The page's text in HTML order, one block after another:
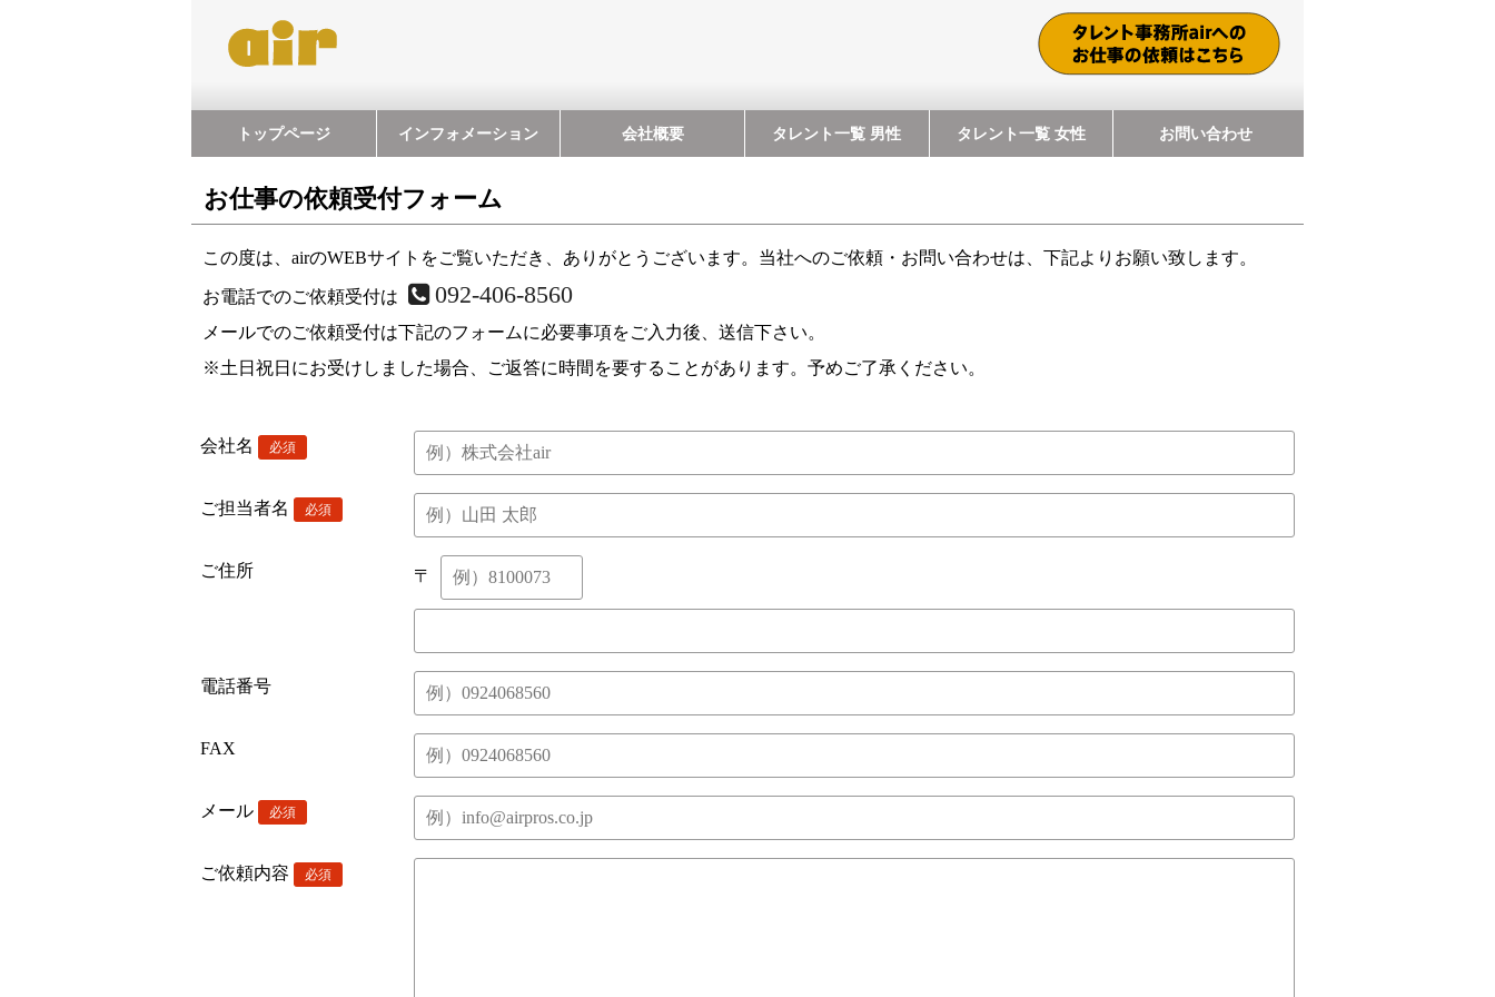
トップページ インフォメーション 会社概要 タレント一覧 男性 タレント一覧 女性 お問い合わせ
お仕事の依頼受付フォーム
この度は、airのWEBサイトをご覧いただき、ありがとうございます。当社へのご依頼・お問い合わせは、下記よりお願い致します。
お電話でのご依頼受付は 092-406-8560
メールでのご依頼受付は下記のフォームに必要事項をご入力後、送信下さい。
※土日祝日にお受けしました場合、ご返答に時間を要することがあります。予めご了承ください。
会社名
ご担当者名
ご住所 〒
電話番号
FAX
メール
ご依頼内容